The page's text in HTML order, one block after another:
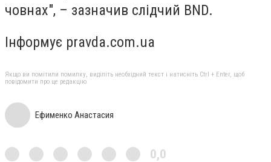
човнах", – зазначив слідчий BND.
Інформує pravda.com.ua
Якщо ви помітили помилку, виділіть необхідний текст і натисніть Ctrl + Enter, щоб
повідомити про це редакцію
Ефименко Анастасия
0,0